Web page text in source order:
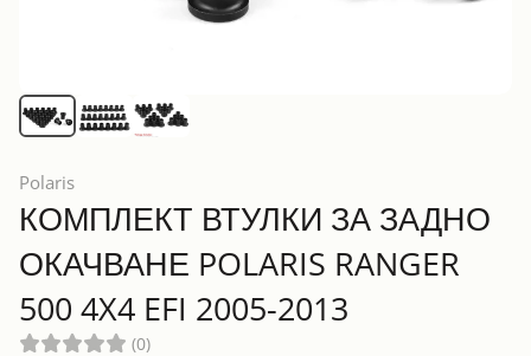
Polaris
КОМПЛЕКТ ВТУЛКИ ЗА ЗАДНО
ОКАЧВАНЕ POLARIS RANGER
500 4X4 EFI 2005-2013
(0)